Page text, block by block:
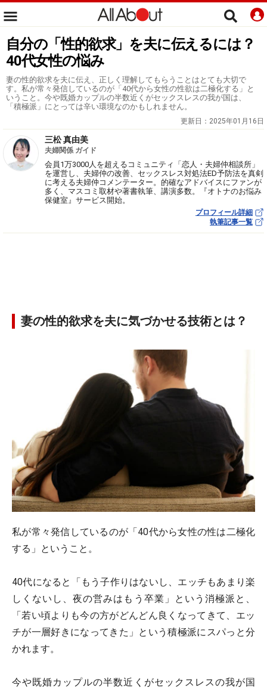
自分の「性的欲求」を夫に伝えるには？
40代女性の悩み
妻の性的欲求を夫に伝え、正しく理解してもらうことはとても大切で
す。私が常々発信しているのが「40代から女性の性欲は二極化する」と
いうこと。今や既婚カップルの半数近くがセックスレスの我が国は、
「積極派」にとっては辛い環境なのかもしれません。
更新日： 2025年01月16日
三松 真由美
夫婦関係 ガイド
会員1万3000人を超えるコミュニティ「恋人・夫婦仲相談所」
を運営し、夫婦仲の改善、セックスレス対処法ED予防法を真剣
に考える夫婦仲コメンテーター。的確なアドバイスにファンが
多く、マスコミ取材や著書執筆、講演多数。『オトナのお悩み
保健室』サービス開始。
プロフィール詳細
執筆記事一覧
妻の性的欲求を夫に気づかせる技術とは？
私が常々発信しているのが「40代から女性の性は二極化
する」ということ。
40代になると「もう子作りはないし、エッチもあまり楽
しくないし、夜の営みはもう卒業」という消極派と、
「若い頃よりも今の方がどんどん良くなってきて、エッ
チが一層好きになってきた」という積極派にスパっと分
かれます。
今や既婚カップルの半数近くがセックスレスの我が国